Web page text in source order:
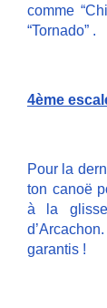
comme
“Tornado” .
4ème
Pour la
ton canoë
à la
garantis !